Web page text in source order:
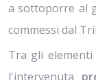
a sottoporre al
commessi dal
Tra gli
l'intervenuta